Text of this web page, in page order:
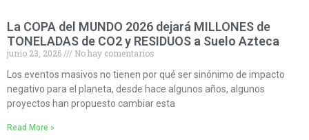
La COPA del MUNDO 2026 dejará MILLONES de
TONELADAS de CO2 y RESIDUOS a Suelo Azteca
junio 23, 2026
No hay comentarios
Los eventos masivos no tienen por qué ser sinónimo de impacto
negativo para el planeta, desde hace algunos años, algunos
proyectos han propuesto cambiar esta
Read More »